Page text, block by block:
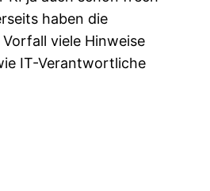
haben die
viele Hinweise
IT-Verantwortliche